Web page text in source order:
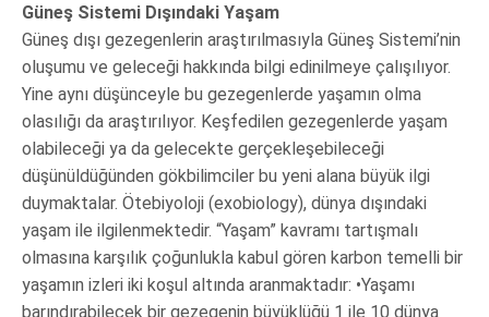
Güneş Sistemi Dışındaki Yaşam
Güneş dışı gezegenlerin araştırılmasıyla Güneş Sistemi’nin
oluşumu ve geleceği hakkında bilgi edinilmeye çalışılıyor.
Yine aynı düşünceyle bu gezegenlerde yaşamın olma
olasılığı da araştırılıyor. Keşfedilen gezegenlerde yaşam
olabileceği ya da gelecekte gerçekleşebileceği
düşünüldüğünden gökbilimciler bu yeni alana büyük ilgi
duymaktalar. Ötebiyoloji (exobiology), dünya dışındaki
yaşam ile ilgilenmektedir. “Yaşam” kavramı tartışmalı
olmasına karşılık çoğunlukla kabul gören karbon temelli bir
yaşamın izleri iki koşul altında aranmaktadır: •Yaşamı
barındırabilecek bir gezegenin büyüklüğü 1 ile 10 dünya